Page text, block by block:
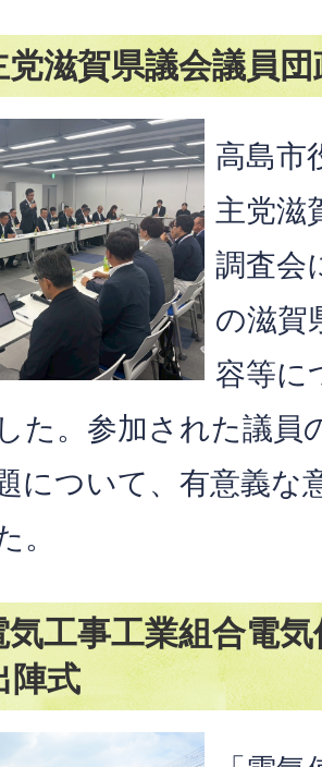
党滋賀県議会議員
高島市
主党滋
調査会
の滋賀
容等に
た。参加された議員
について、有意義な
。
気工事工業組合電
陣式